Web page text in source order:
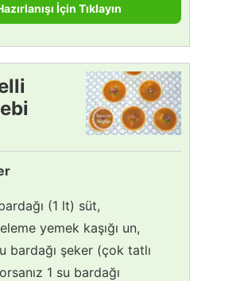
İçin Tıklayın
(1 lt) süt,
yemek kaşığı un,
bardağı şeker (çok tatlı
1 su bardağı